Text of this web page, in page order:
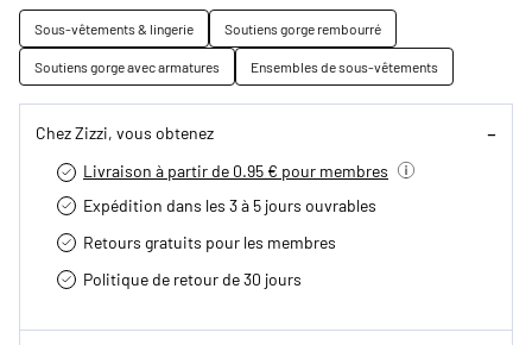
Sous-vêtements & lingerie
Soutiens gorge rembourré
Soutiens gorge avec armatures
Ensembles de sous-vêtements
Chez Zizzi, vous obtenez
Livraison à partir de 0.95 € pour membres
Expédition dans les 3 à 5 jours ouvrables
Retours gratuits pour les membres
Politique de retour de 30 jours